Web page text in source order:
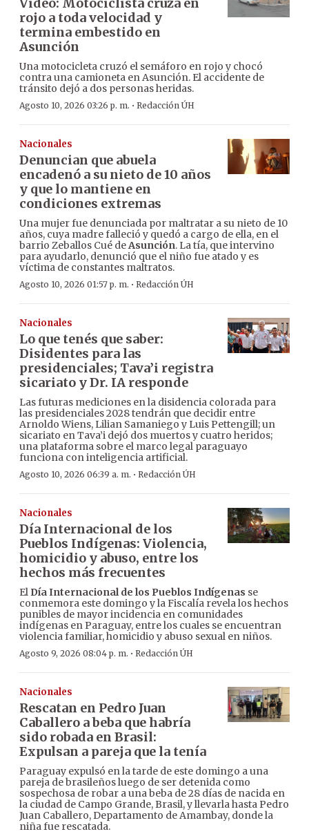
Video: Motociclista cruza en
rojo a toda velocidad y
termina embestido en
Asunción
Una motocicleta cruzó el semáforo en rojo y chocó
contra una camioneta en Asunción. El accidente de
tránsito dejó a dos personas heridas.
Agosto 10, 2026 03:26 p. m. · Redacción ÚH
Nacionales
Denuncian que abuela
encadenó a su nieto de 10 años
y que lo mantiene en
condiciones extremas
Una mujer fue denunciada por maltratar a su nieto de 10
años, cuya madre falleció y quedó a cargo de ella, en el
barrio Zeballos Cué deAsunción. La tía, que intervino
para ayudarlo, denunció que el niño fue atado y es
víctima de constantes maltratos.
Agosto 10, 2026 01:57 p. m. · Redacción ÚH
Nacionales
Lo que tenés que saber:
Disidentes para las
presidenciales; Tava’i registra
sicariato y Dr. IA responde
Las futuras mediciones en la disidencia colorada para
las presidenciales 2028 tendrán que decidir entre
Arnoldo Wiens, Lilian Samaniego y Luis Pettengill; un
sicariato en Tava’i dejó dos muertos y cuatro heridos;
una plataforma sobre el marco legal paraguayo
funciona con inteligencia artificial.
Agosto 10, 2026 06:39 a. m. · Redacción ÚH
Nacionales
Día Internacional de los
Pueblos Indígenas: Violencia,
homicidio y abuso, entre los
hechos más frecuentes
El Día Internacional de los Pueblos Indígenas se
conmemora este domingo y la Fiscalía revela los hechos
punibles de mayor incidencia en comunidades
indígenas en Paraguay, entre los cuales se encuentran
violencia familiar, homicidio y abuso sexual en niños.
Agosto 9, 2026 08:04 p. m. · Redacción ÚH
Nacionales
Rescatan en Pedro Juan
Caballero a beba que habría
sido robada en Brasil:
Expulsan a pareja que la tenía
Paraguay expulsó en la tarde de este domingo a una
pareja de brasileños luego de ser detenida como
sospechosa de robar a una beba de 28 días de nacida en
la ciudad de Campo Grande, Brasil, y llevarla hasta Pedro
Juan Caballero, Departamento de Amambay, donde la
niña fue rescatada.